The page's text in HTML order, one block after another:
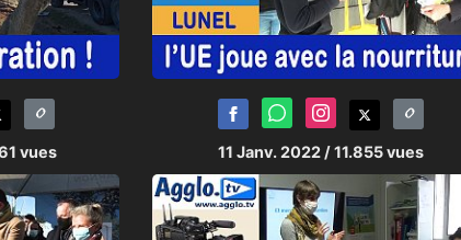
vues 11 Janv. 2022 / 11.855 vues